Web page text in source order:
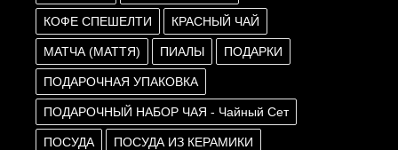
КОФЕ СПЕШЕЛТИ КРАСНЫЙ ЧАЙ
МАТЧА (МАТТЯ) ПИАЛЫ ПОДАРКИ
ПОДАРОЧНАЯ УПАКОВКА
ПОДАРОЧНЫЙ НАБОР ЧАЯ - Чайный Сет
ПОСУДА ПОСУДА ИЗ КЕРАМИКИ